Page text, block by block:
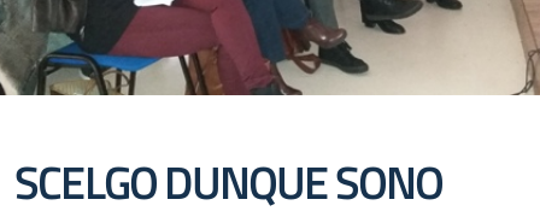
SCELGO DUNQUE SONO